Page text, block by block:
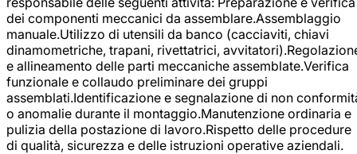
dei componenti meccanici da assemblare.Assemblaggio
manuale.Utilizzo di utensili da banco (cacciaviti, chiavi
dinamometriche, trapani, rivettatrici,
e allineamento delle parti meccaniche assemblate.Verifica
funzionale e collaudo preliminare dei gruppi
assemblati.Identificazione e segnalazione di non
o anomalie durante il montaggio.Manutenzione ordinaria e
pulizia della postazione di lavoro.Rispetto delle procedure
di qualità, sicurezza e delle istruzioni operative aziendali.